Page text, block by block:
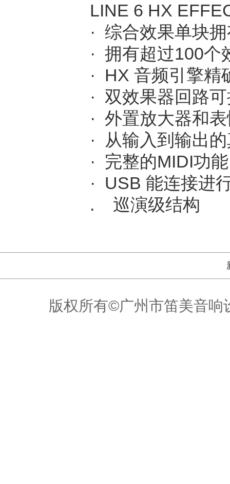
LINE 6 HX
· 综合效果单块
· 拥有超过100个
· HX 音频引擎精
· 双效果器回路
· 外置放大器和
· 从输入到输出
· 完整的MIDI功能
· USB 能连接进
. 巡演级结构
版权所有©广州市笛美音